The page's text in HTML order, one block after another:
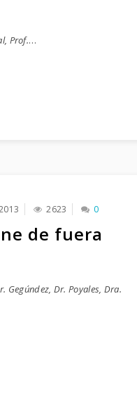
Prof.…
2623 0
de fuera
Gegúndez, Dr. Poyales, Dra.